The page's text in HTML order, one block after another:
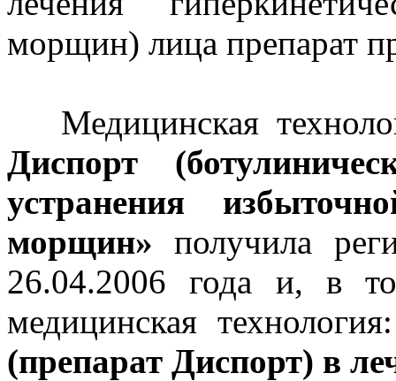
морщин) лица препарат
Медицинская
Диспорт
устранения
морщин» получила
26.04.2006 года и, в
медицинская
(препарат Диспорт) в